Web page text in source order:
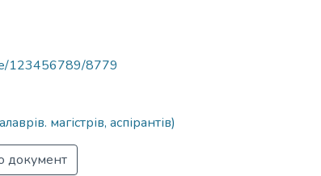
123456789/8779
магістрів, аспірантів)
документ